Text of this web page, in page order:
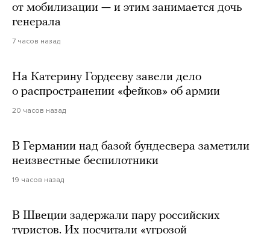
от мобилизации — и этим занимается дочь
генерала
7 часов назад
На Катерину Гордееву завели дело
о распространении «фейков» об армии
20 часов назад
В Германии над базой бундесвера заметили
неизвестные беспилотники
19 часов назад
В Швеции задержали пару российских
туристов. Их посчитали «угрозой